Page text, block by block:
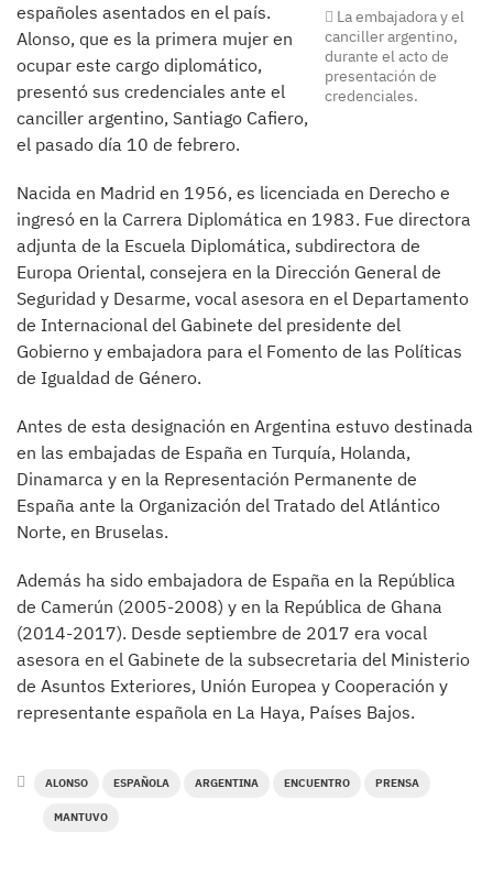
La embajadora y el
canciller argentino,
durante el acto de
presentación de
credenciales.
españoles asentados en el país.
Alonso, que es la primera mujer en
ocupar este cargo diplomático,
presentó sus credenciales ante el
canciller argentino, Santiago Cafiero,
el pasado día 10 de febrero.
Nacida en Madrid en 1956, es licenciada en Derecho e
ingresó en la Carrera Diplomática en 1983. Fue directora
adjunta de la Escuela Diplomática, subdirectora de
Europa Oriental, consejera en la Dirección General de
Seguridad y Desarme, vocal asesora en el Departamento
de Internacional del Gabinete del presidente del
Gobierno y embajadora para el Fomento de las Políticas
de Igualdad de Género.
Antes de esta designación en Argentina estuvo destinada
en las embajadas de España en Turquía, Holanda,
Dinamarca y en la Representación Permanente de
España ante la Organización del Tratado del Atlántico
Norte, en Bruselas.
Además ha sido embajadora de España en la República
de Camerún (2005-2008) y en la República de Ghana
(2014-2017). Desde septiembre de 2017 era vocal
asesora en el Gabinete de la subsecretaria del Ministerio
de Asuntos Exteriores, Unión Europea y Cooperación y
representante española en La Haya, Países Bajos.
ALONSO ESPAÑOLA ARGENTINA ENCUENTRO PRENSA
MANTUVO